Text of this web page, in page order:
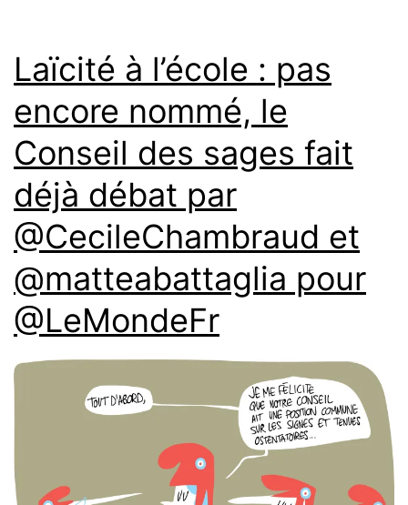
Laïcité à l’école : pas
encore nommé, le
Conseil des sages fait
déjà débat par
@CecileChambraud et
@matteabattaglia pour
@LeMondeFr